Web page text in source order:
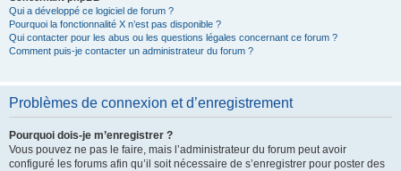
Qui a développé ce logiciel de forum ?
Pourquoi la fonctionnalité X n’est pas disponible ?
Qui contacter pour les abus ou les questions légales concernant ce forum ?
Comment puis-je contacter un administrateur du forum ?
Problèmes de connexion et d’enregistrement
Pourquoi dois-je m’enregistrer ?
Vous pouvez ne pas le faire, mais l’administrateur du forum peut avoir
configuré les forums afin qu’il soit nécessaire de s’enregistrer pour poster des